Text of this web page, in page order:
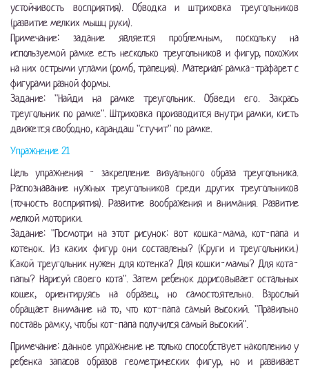
устойчивость восприятия). Обводка и штриховка треугольников
(развитие мелких мышц руки).
Примечание: задание является проблемным, поскольку на
используемой рамке есть несколько треугольников и фигур, похожих
на них острыми углами (ромб, трапеция). Материал: рамка-трафарет с
фигурами разной формы.
Задание: "Найди на рамке треугольник. Обведи его. Закрась
треугольник по рамке". Штриховка производится внутри рамки, кисть
движется свободно, карандаш "стучит" по рамке.
Упражнение 21
Цель упражнения - закрепление визуального образа треугольника.
Распознавание нужных треугольников среди других треугольников
(точность восприятия). Развитие воображения и внимания. Развитие
мелкой моторики.
Задание: "Посмотри на этот рисунок: вот кошка-мама, кот-папа и
котенок. Из каких фигур они составлены? (Круги и треугольники.)
Какой треугольник нужен для котенка? Для кошки-мамы? Для кота-
папы? Нарисуй своего кота". Затем ребенок дорисовывает остальных
кошек, ориентируясь на образец, но самостоятельно. Взрослый
обращает внимание на то, что кот-папа самый высокий. "Правильно
поставь рамку, чтобы кот-папа получился самый высокий".
Примечание: данное упражнение не только способствует накоплению у
ребенка запасов образов геометрических фигур, но и развивает